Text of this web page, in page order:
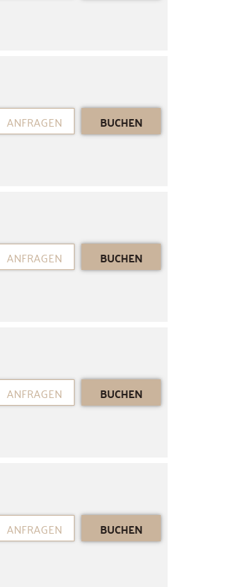
ANFRAGEN BUCHEN
ANFRAGEN BUCHEN
ANFRAGEN BUCHEN
ANFRAGEN BUCHEN